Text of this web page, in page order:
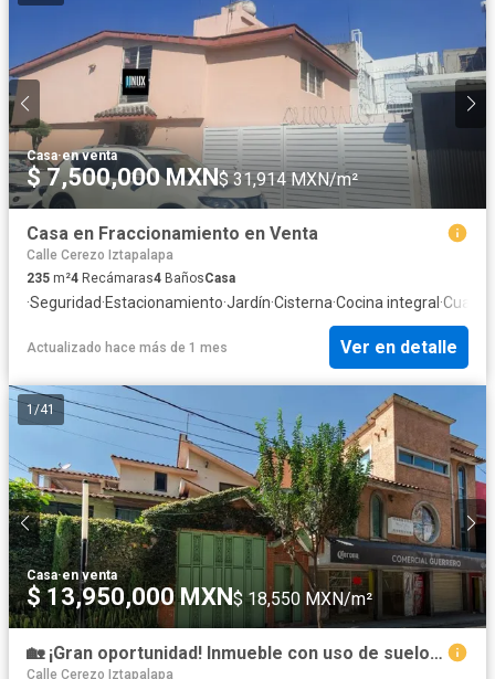
Casa·en venta
$ 7,500,000 MXN$ 31,914 MXN/m²
Casa en Fraccionamiento en Venta
Calle Cerezo Iztapalapa
235 m²4 Recámaras4 BañosCasa
·Seguridad·Estacionamiento·Jardín·Cisterna·Cocina integral ·Cuarto
Actualizado hace más de 1 mes Ver en detalle
1 /41
Casa·en venta
$ 13,950,000 MXN$ 18,550 MXN/m²
🏡 ¡Gran oportunidad! Inmueble con uso de suelo mixto en excelente ubicación
Calle Cerezo Iztapalapa